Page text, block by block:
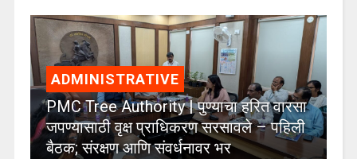
ADMINISTRATIVE
PMC Tree Authority | पुण्याचा हरित वारसा
जपण्यासाठी वृक्ष प्राधिकरण सरसावले – पहिली
बैठक; संरक्षण आणि संवर्धनावर भर